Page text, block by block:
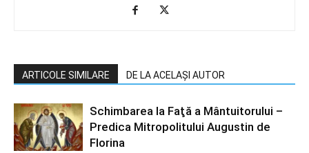
ARTICOLE SIMILARE DE LA ACELAȘI AUTOR
Schimbarea la Faţă a Mântuitorului –
Predica Mitropolitului Augustin de
Florina